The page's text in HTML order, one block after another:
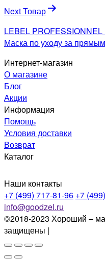
Next Товар
LEBEL
Маска по уходу за
Интернет-магазин
О магазине
Блог
Акции
Информация
Помощь
Условия доставки
Возврат
Каталог
Наши контакты
+7 (499) 717-81-96 +7
info@goodzel.ru
©2018-2023 Хороший –
защищены |